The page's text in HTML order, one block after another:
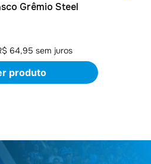
Grêmio Steel
64,95 sem juros
produto